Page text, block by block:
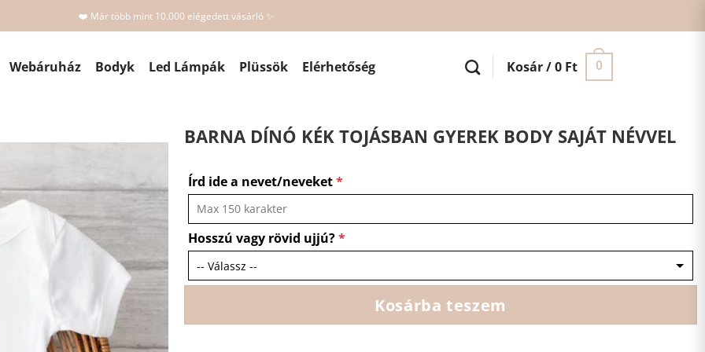
❤️ Már több mint 10.000 elégedett vásárló ✨
Webáruház Bodyk Led Lámpák Plüssök Elérhetőség Kosár /0 Ft 0
BARNA DÍNÓ KÉK TOJÁSBAN GYEREK BODY SAJÁT NÉVVEL
Írd ide a nevet/neveket*
Hosszú vagy rövid ujjú?*
Kosárba teszem